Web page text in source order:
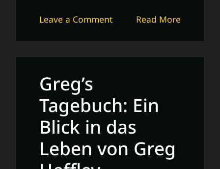
Read More
Leave a Commenton
Hauch
von
Tiefe
der
menschlichen
Existenz
in
«Ein
Greg’s
Tagebuch: Ein
Blick in das
Leben von Greg